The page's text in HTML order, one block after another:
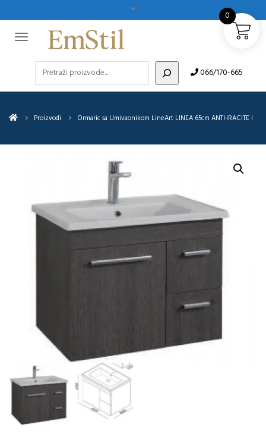
066/170-665
Proizvodi Ormaric sa Umivaonikom LineArt LINEA 65cm ANTHRACITE I
0